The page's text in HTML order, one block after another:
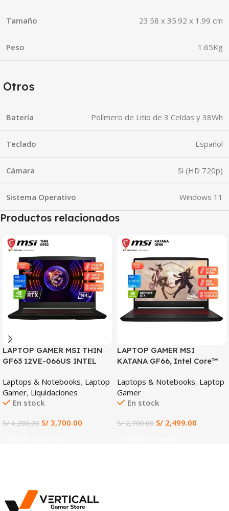
Tamaño 23.58 x 35.92 x 1.99 cm
Peso 1.65Kg
Otros
Batería Polímero de Litio de 3 Celdas y 38Wh
Teclado Español
Cámara Si (HD 720p)
Sistema Operativo Windows 11
Productos relacionados
SALE
LAPTOP GAMER MSI THIN
GF63 12VE-066US INTEL
512GB SSD NVIDIA
GEFORCE RTX 4050 6GB
15.6″ FHD 144HZ WINDOWS
Laptops & Notebooks, Laptop
Gamer, Liquidaciones
En stock
S/4,200.00 S/ 3,700.00
SALE
LAPTOP GAMER MSI
KATANA GF66, Intel Core™
512GB SSD, NVIDIA
GeForce GTX 1650 4GB,
Pantalla 15.6” FHD IPS
Preinstalado, Gaming y
Laptops & Notebooks, Laptop
Gamer
En stock
S/2,700.00 S/ 2,499.00